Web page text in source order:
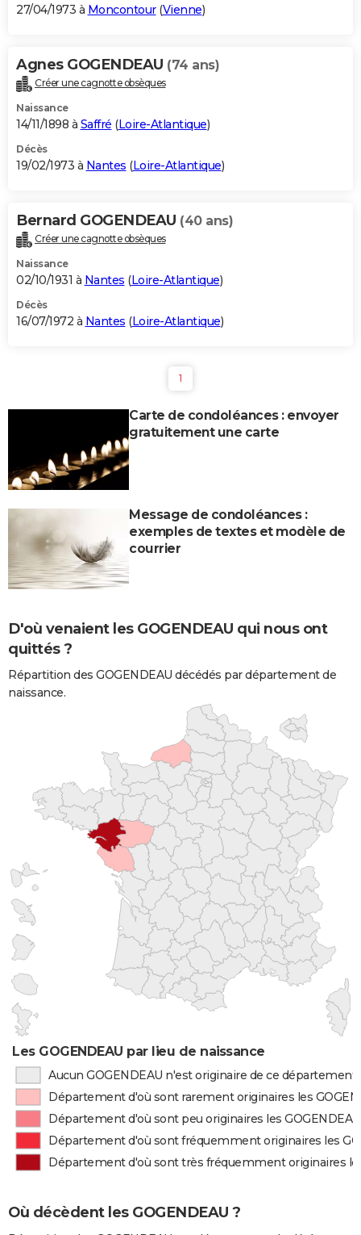
27/04/1973 à Moncontour(Vienne)
Agnes GOGENDEAU (74 ans)
Créer une cagnotte obsèques
Naissance
14/11/1898 à Saffré (Loire-Atlantique)
Décès
19/02/1973 à Nantes (Loire-Atlantique)
Bernard GOGENDEAU (40 ans)
Créer une cagnotte obsèques
Naissance
02/10/1931 à Nantes (Loire-Atlantique)
Décès
16/07/1972 à Nantes (Loire-Atlantique)
1
Carte de condoléances : envoyer
gratuitement une carte
Message de condoléances :
exemples de textes et modèle de
courrier
D'où venaient les GOGENDEAU qui nous ont
quittés ?
Répartition des GOGENDEAU décédés par département de
naissance.
Les GOGENDEAU par lieu de naissance
Aucun GOGENDEAU n'est originaire de ce département
Département d'où sont rarement originaires les
Département d'où sont peu originaires les GOGENDEAU
Département d'où sont fréquemment originaires les
Département d'où sont très fréquemment originaires
Où décèdent les GOGENDEAU ?